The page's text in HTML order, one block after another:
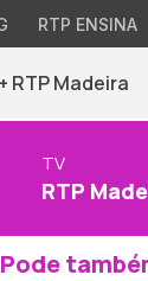
RTP ENSINA
+ RTP Madeira
TV
RTP
Pode